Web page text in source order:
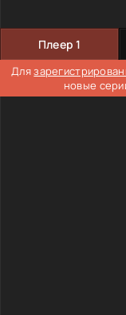
Плеер 1
Для
новые